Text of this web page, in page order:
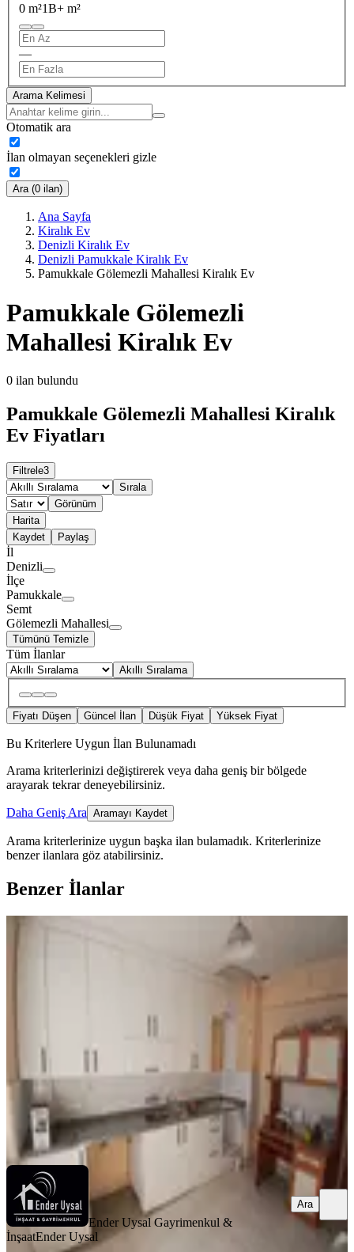
0 m²1B+ m²
—
Arama Kelimesi
Otomatik ara
İlan olmayan seçenekleri gizle
Ara (0 ilan)
Ana Sayfa
Kiralık Ev
Denizli Kiralık Ev
Denizli Pamukkale Kiralık Ev
Pamukkale Gölemezli Mahallesi Kiralık Ev
Pamukkale Gölemezli
Mahallesi Kiralık Ev
0 ilan bulundu
Pamukkale Gölemezli Mahallesi Kiralık
Ev Fiyatları
Filtrele3
Sırala
Görünüm
Harita
Kaydet
Paylaş
İl
Denizli
İlçe
Pamukkale
Semt
Gölemezli Mahallesi
Tümünü Temizle
Tüm İlanlar
Akıllı Sıralama
Fiyatı Düşen Güncel İlan Düşük Fiyat Yüksek Fiyat
Bu Kriterlere Uygun İlan Bulunamadı
Arama kriterlerinizi değiştirerek veya daha geniş bir bölgede
arayarak tekrar deneyebilirsiniz.
Daha Geniş Ara Aramayı Kaydet
Arama kriterlerinize uygun başka ilan bulamadık. Kriterlerinize
benzer ilanlara göz atabilirsiniz.
Benzer İlanlar
Ender Uysal Gayrimenkulden
Sitelerde 3+1 Kiralık Daire..
140 m² ·06.08.2026
Ender Uysal Gayrimenkul & İnşaat Ender Uysal
Ender Uysal Gayrimenkul &
İnşaatEnder Uysal
Ara